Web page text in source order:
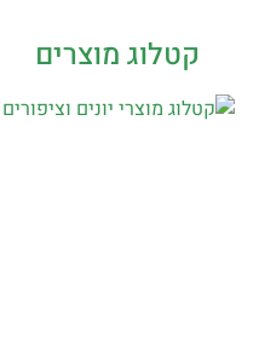
קטלוג מוצרים